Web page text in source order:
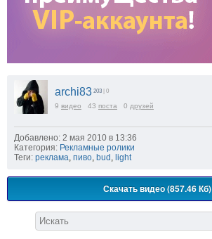
archi83 203 | 0
9 видео 43 поста 0 друзей
Добавлено: 2 мая 2010 в 13:36
Категория: Рекламные ролики
Теги: реклама пиво bud light
Скачать видео (857.46 Кб)